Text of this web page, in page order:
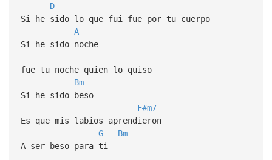
D
Si he sido lo que fui fue por tu cuerpo
A
Si he sido noche
fue tu noche quien lo quiso
Bm
Si he sido beso
F#m7
Es que mis labios aprendieron
G
Bm
A ser beso para ti